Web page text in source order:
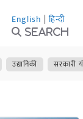
English | हिन्दी
Search
उद्यानिकी सरकारी